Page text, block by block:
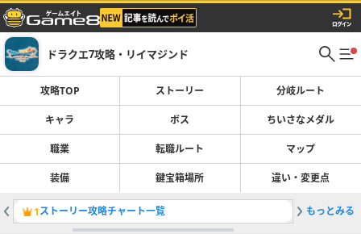
ドラクエ7攻略・リイマジンド
攻略TOP ストーリー 分岐ルート
キャラ ボス ちいさなメダル
職業 転職ルート マップ
装備 鍵宝箱場所 違い・変更点
1ストーリー攻略チャート一覧 2転職ル
もっとみる